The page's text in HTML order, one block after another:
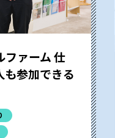
ファーム 仕
も参加できる